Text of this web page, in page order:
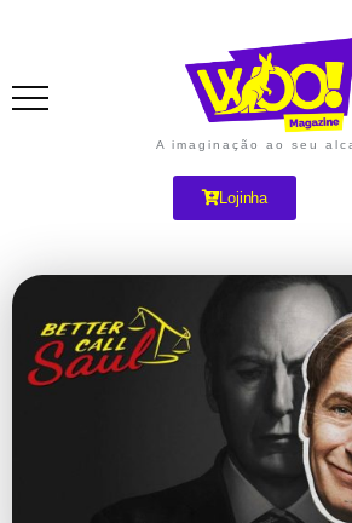
A imaginação ao seu
Lojinha